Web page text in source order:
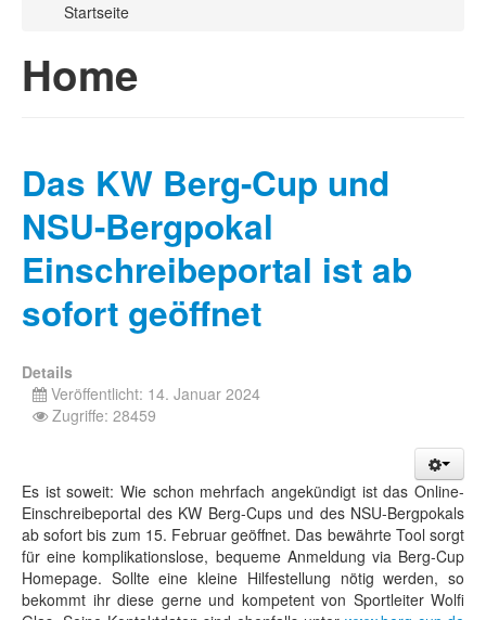
Startseite
Home
Das KW Berg-Cup und
NSU-Bergpokal
Einschreibeportal ist ab
sofort geöffnet
Details
Veröffentlicht: 14. Januar 2024
Zugriffe: 28459
Es ist soweit: Wie schon mehrfach angekündigt ist das Online-
Einschreibeportal des KW Berg-Cups und des NSU-Bergpokals
ab sofort bis zum 15. Februar geöffnet. Das bewährte Tool sorgt
für eine komplikationslose, bequeme Anmeldung via Berg-Cup
Homepage. Sollte eine kleine Hilfestellung nötig werden, so
bekommt ihr diese gerne und kompetent von Sportleiter Wolfi